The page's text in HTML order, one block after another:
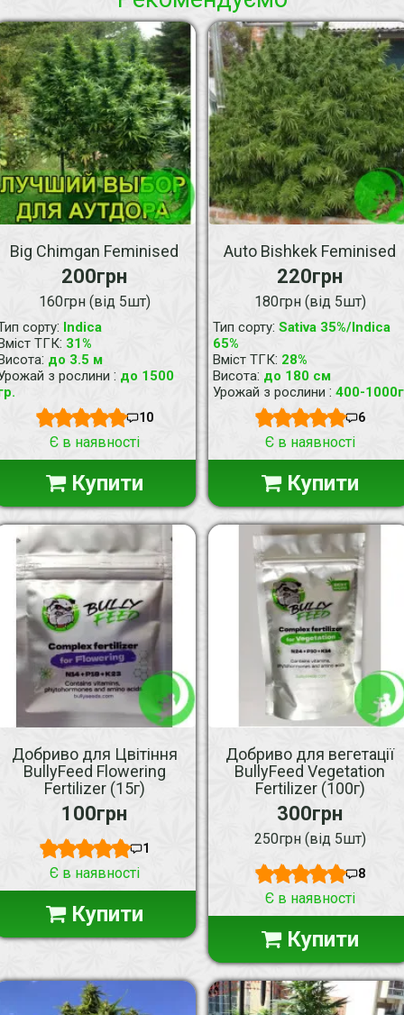
Big Chimgan Feminised
200грн
160грн (від 5шт)
сорту: Indica
ТГК: 31%
: до 3.5 м
з рослини : до 1500
10
Є в наявності
Купити
Auto Bishkek Feminised
220грн
180грн (від 5шт)
Тип сорту: Sativa 35%/Indica
65%
Вміст ТГК: 28%
Висота: до 180 см
Урожай з рослини : 400-1000г
6
Є в наявності
Купити
Добриво для Цвітіння
BullyFeed Flowering
Fertilizer (15г)
100грн
1
Є в наявності
Купити
Добриво для вегетації
BullyFeed Vegetation
Fertilizer (100г)
300грн
250грн (від 5шт)
8
Є в наявності
Купити